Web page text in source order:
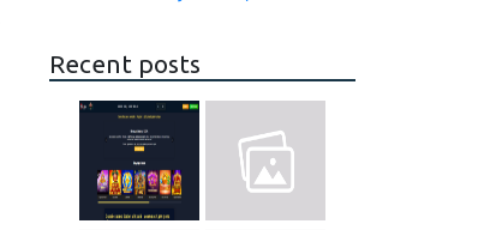
Recent posts